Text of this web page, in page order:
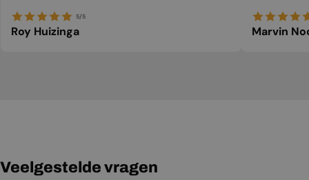
5/5
Roy Huizinga Marvin
Veelgestelde vragen